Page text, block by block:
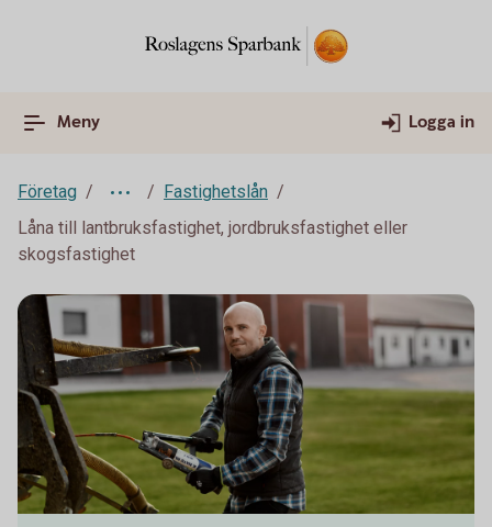
Meny Logga in
Företag
Fastighetslån
Låna till lantbruksfastighet, jordbruksfastighet eller
skogsfastighet